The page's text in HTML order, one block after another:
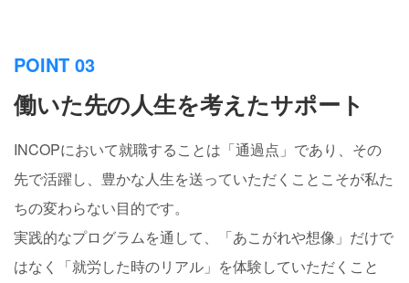
POINT 03
働いた先の人生を考えたサポート
INCOPにおいて就職することは「通過点」であり、その
先で活躍し、豊かな人生を送っていただくことこそが私た
ちの変わらない目的です。
実践的なプログラムを通して、「あこがれや想像」だけで
はなく「就労した時のリアル」を体験していただくこと